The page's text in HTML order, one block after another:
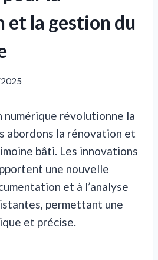
et la gestion du
numérique révolutionne la
abordons la rénovation et
bâti. Les innovations
une nouvelle
et à l’analyse
permettant une
et précise.